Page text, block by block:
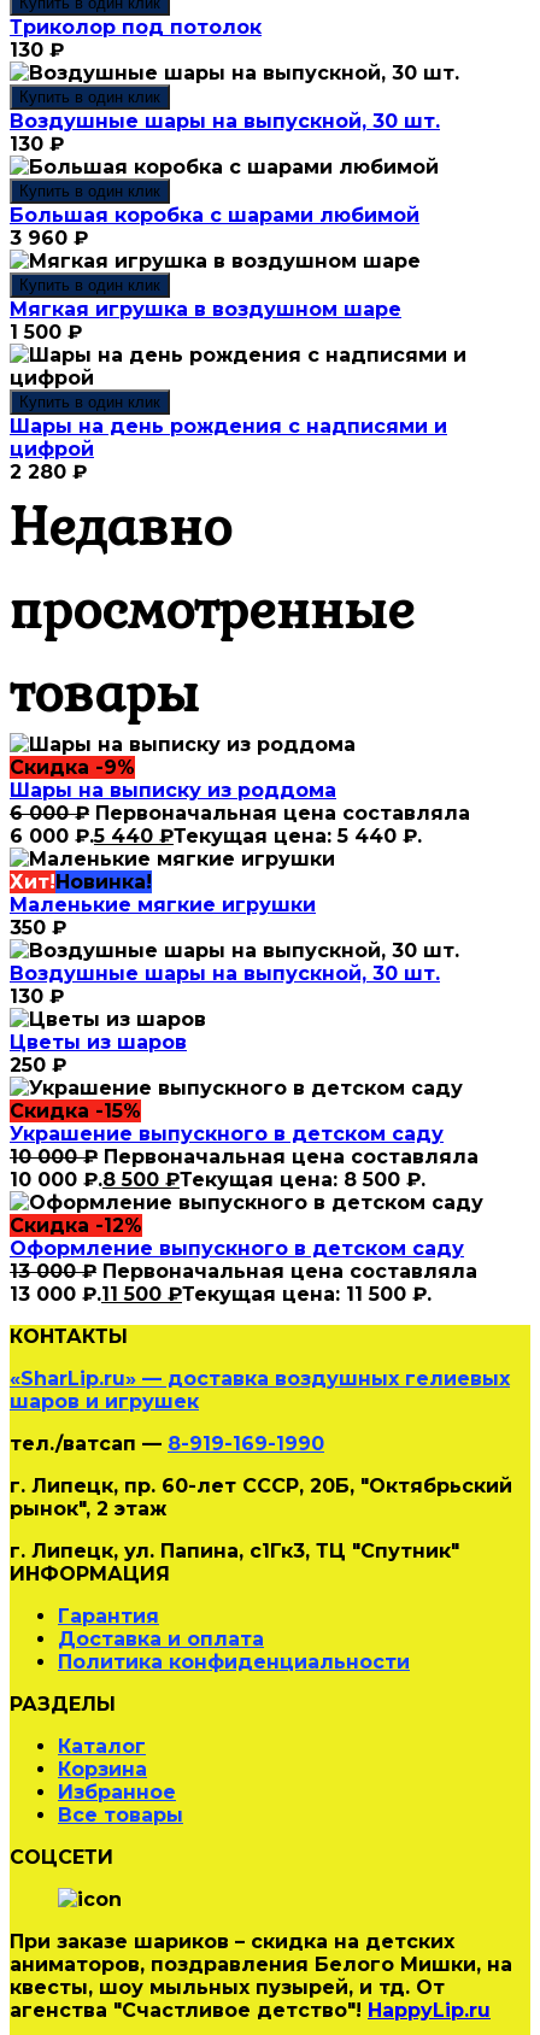
Триколор под потолок
130 ₽
Купить в один клик
Воздушные шары на выпускной, 30 шт.
130 ₽
Купить в один клик
Большая коробка с шарами любимой
3 960 ₽
Купить в один клик
Мягкая игрушка в воздушном шаре
1 500 ₽
Купить в один клик
Шары на день рождения с надписями и
цифрой
2 280 ₽
Недавно
просмотренные
товары
Скидка -9%
Шары на выписку из роддома
6 000₽ Первоначальная цена составляла
6 000 ₽.5 440 ₽Текущая цена: 5 440 ₽.
Хит! Новинка!
Маленькие мягкие игрушки
350 ₽
Воздушные шары на выпускной, 30 шт.
130 ₽
Цветы из шаров
250 ₽
Скидка -15%
Украшение выпускного в детском саду
10 000₽ Первоначальная цена составляла
10 000 ₽.8 500 ₽Текущая цена: 8 500 ₽.
Скидка -12%
Оформление выпускного в детском саду
13 000₽ Первоначальная цена составляла
13 000 ₽.11 500 ₽Текущая цена: 11 500 ₽.
КОНТАКТЫ
«SharLip.ru» — доставка воздушных гелиевых
шаров и игрушек
тел./ватсап — 8-919-169-1990
г. Липецк, пр. 60-лет СССР, 20Б, "Октябрьский
рынок", 2 этаж
г. Липецк, ул. Папина, с1Гк3, ТЦ "Спутник"
ИНФОРМАЦИЯ
Гарантия
Доставка и оплата
Политика конфиденциальности
РАЗДЕЛЫ
Каталог
Корзина
Избранное
Все товары
СОЦСЕТИ
При заказе шариков – скидка на детских
аниматоров, поздравления Белого Мишки, на
квесты, шоу мыльных пузырей, и тд. От
агенства "Счастливое детство"! HappyLip.ru